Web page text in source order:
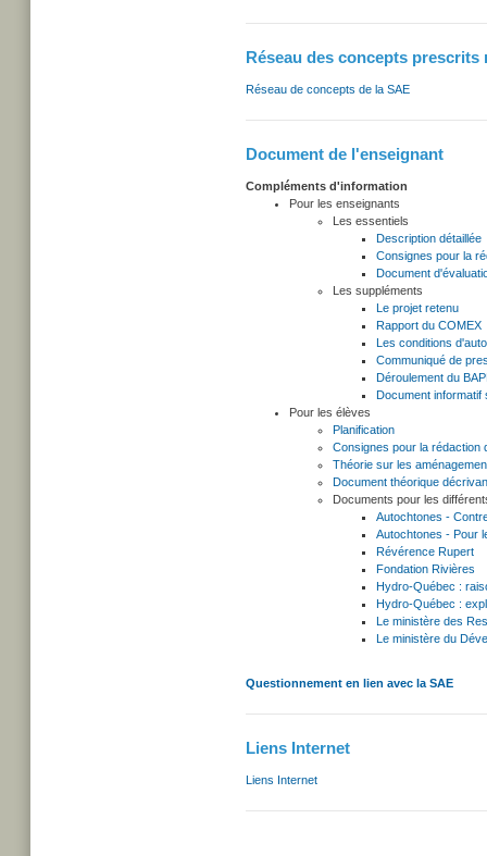
Réseau des concepts prescrits
Réseau de concepts de la SAE
Document de l'enseignant
Compléments d'information
Pour les enseignants
Les essentiels
Description détaillée
Consignes pour la
Document
Les suppléments
Le projet retenu
Rapport du COMEX
Les conditions
Communiqué de
Déroulement du
Document informatif
Pour les élèves
Planification
Consignes pour la rédaction
Théorie sur les
Document théorique
Documents pour les
Autochtones -
Autochtones - Pour
Révérence Rupert
Fondation Rivières
Hydro-Québec :
Hydro-Québec :
Le ministère des
Le ministère du
Questionnement en lien avec la SAE
Liens Internet
Liens Internet